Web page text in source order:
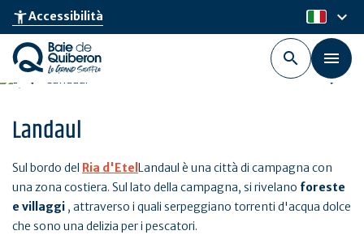
Skip
main
content
accessibility_newAccessibilità it
keyboard_arrow_down
Landaul
Sul bordo del Ria d'Etel Landaul è una città di campagna con
una zona costiera. Sul lato della campagna, si rivelano foreste
e villaggi , attraverso i quali serpeggiano torrenti d'acqua dolce
che sono una delizia per i pescatori.